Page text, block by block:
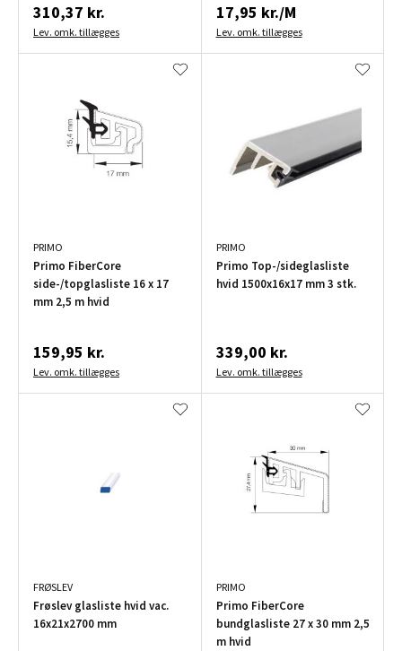
310,37 kr.
Lev. omk. tillægges
17,95 kr./M
Lev. omk. tillægges
PRIMO
Primo FiberCore
side-/topglasliste 16 x 17
mm 2,5 m hvid
159,95 kr.
Lev. omk. tillægges
PRIMO
Primo Top-/sideglasliste
hvid 1500x16x17 mm 3 stk.
339,00 kr.
Lev. omk. tillægges
FRØSLEV
Frøslev glasliste hvid vac.
16x21x2700 mm
PRIMO
Primo FiberCore
bundglasliste 27 x 30 mm 2,5
m hvid